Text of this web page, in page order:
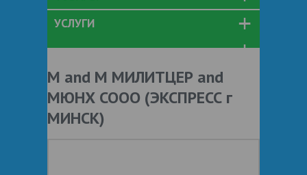
УСЛУГИ
M and M МИЛИТЦЕР and
МЮНХ СООО (ЭКСПРЕСС г
МИНСК)